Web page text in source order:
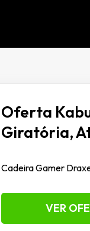
Oferta
Giratória,
Cadeira Gamer
VER